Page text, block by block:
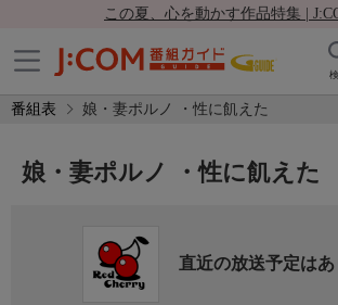
この夏、心を動かす作品特集 |
番組表 娘・妻ポルノ ・性に飢えた
娘・妻ポルノ ・性に飢えた
直近の放送予定は